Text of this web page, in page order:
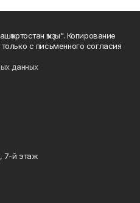
ҡыҙы". Копирование
с письменного согласия
данных
7-й этаж